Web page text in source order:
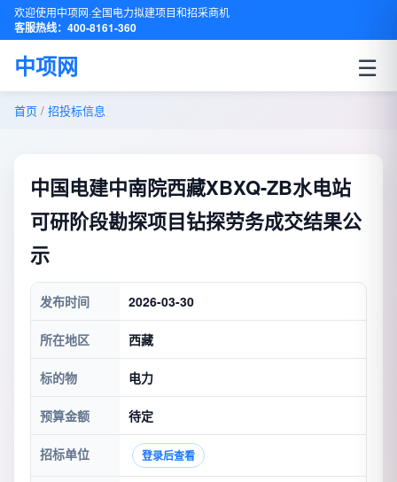
欢迎使用中项网·全国电力拟建项目和招采商机
客服热线：400-8161-360
中项网 ☰
首页 / 招投标信息
中国电建中南院西藏XBXQ-ZB水电站
可研阶段勘探项目钻探劳务成交结果公
示
发布时间 2026-03-30
所在地区 西藏
标的物 电力
预算金额 待定
招标单位 登录后查看